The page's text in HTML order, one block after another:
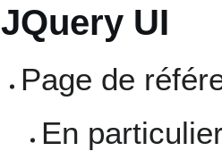
JQuery UI
Page de
En